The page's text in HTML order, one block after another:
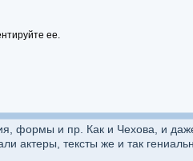
ее.
формы и пр. Как и Чехова, и
актеры, тексты же и так